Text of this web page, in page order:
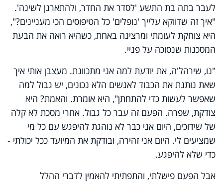
לעבר בתה בת התשע 'לסדר את החדר, ולהתארגן לשינה'.
"איך זה שדווקא עלייך 'נופלים' כל הטיפוסים הכי מעניינים?",
היא צוחקת לעומתי ומרצינה באחת, כשהיא רואה את הבעת
המסכנות שנסוכה על פניי.
"נו, שירהל'ה, את יודעת למה אני מתכוונת. מעצבן אותי איך
שאת נותנת את הכבוד לאנשים הלא נכונים, יש גבול למה
שאפשר לעשות כדי להתחתן", היא אומרת. והאמת? היא
צודקת, שפרה. הפעם זה עבר כל גבול. אחרי מסכת לא קלה
של שידוכים, היום אני כבר לא נוהגת להיפגש עם כל מי
שמציעים לי. היום אני זהירה, ובודקת את המיועד ככל יכולתי -
כדי שלא להיפגע.
אבל הפעם פישלתי, והתפתיתי להאמין לדברי ההלל